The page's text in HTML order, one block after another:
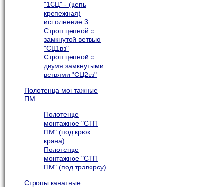
"1СЦ" - (цепь
крепежная)
исполнение 3
Строп цепной с
замкнутой ветвью
"СЦ1вз"
Строп цепной с
двумя замкнутыми
ветвями "СЦ2вз"
Полотенца монтажные
ПМ
Полотенце
монтажное "СТП
ПМ" (под крюк
крана)
Полотенце
монтажное "СТП
ПМ" (под траверсу)
Стропы канатные